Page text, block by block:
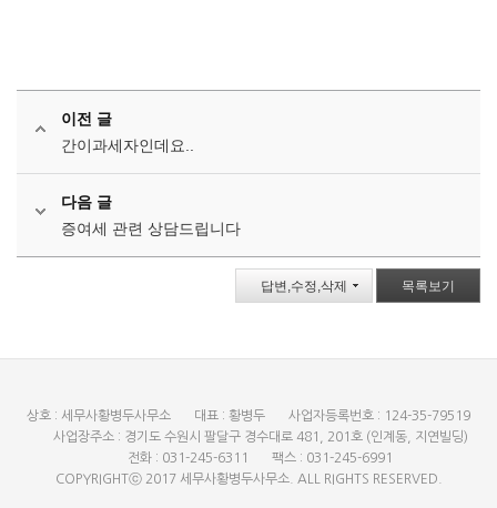
이전 글
간이과세자인데요..
다음 글
증여세 관련 상담드립니다
답변,수정,삭제 목록보기
상호 : 세무사황병두사무소 대표 : 황병두
사업자등록번호 : 124-35-79519
사업장주소 : 경기도 수원시 팔달구 경수대로 481, 201호 (인계동, 지연빌딩)
전화 : 031-245-6311
팩스 : 031-245-6991
COPYRIGHTⓒ 2017 세무사황병두사무소. ALL RIGHTS RESERVED.